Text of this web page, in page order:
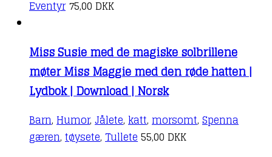
Eventyr 75,00 DKK
Miss Susie med de magiske solbrillene
møter Miss Maggie med den røde hatten |
Lydbok | Download | Norsk
Barn, Humor, Jålete, katt, morsomt, Spenna
gæren, tøysete, Tullete55,00 DKK